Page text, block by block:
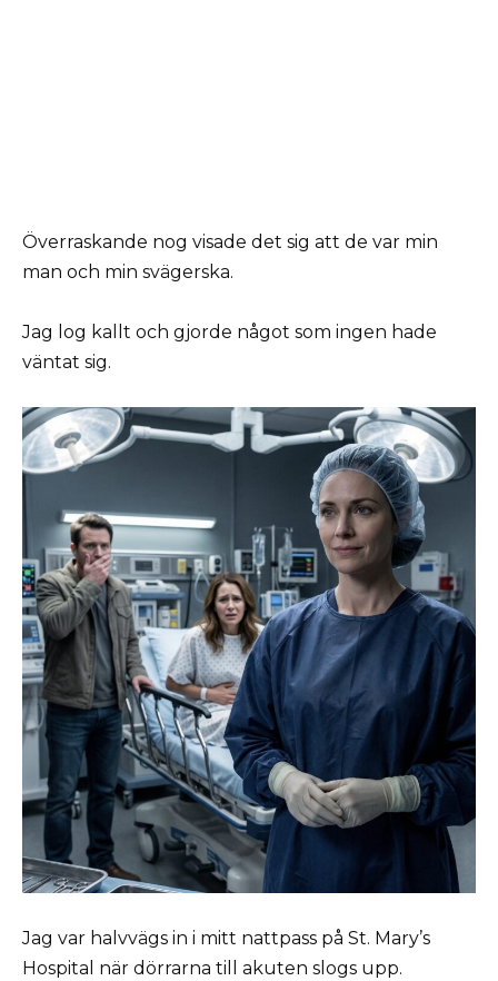
Överraskande nog visade det sig att de var min
man och min svägerska.
Jag log kallt och gjorde något som ingen hade
väntat sig.
Jag var halvvägs in i mitt nattpass på St. Mary’s
Hospital när dörrarna till akuten slogs upp.